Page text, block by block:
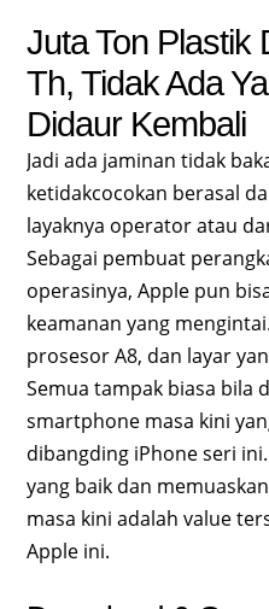
Juta Ton Plastik
Th, Tidak Ada
Didaur Kembali
Jadi ada jaminan tidak
ketidakcocokan berasal
layaknya operator atau
Sebagai pembuat
operasinya, Apple pun
keamanan yang
prosesor A8, dan layar
Semua tampak biasa bila
smartphone masa kini
dibangding iPhone seri
yang baik dan
masa kini adalah value
Apple ini.